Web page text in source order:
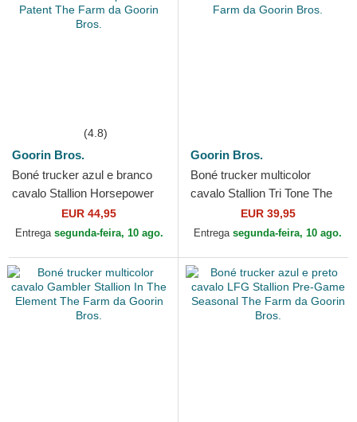
(4.8)
Goorin Bros.
Boné trucker azul e branco
cavalo Stallion Horsepower
Puff Patent The Farm da
Goorin Bros.
EUR 44,95
Entrega segunda-feira, 10 ago.
Goorin Bros.
Boné trucker multicolor
cavalo Stallion Tri Tone The
Farm da Goorin Bros.
EUR 39,95
Entrega segunda-feira, 10 ago.